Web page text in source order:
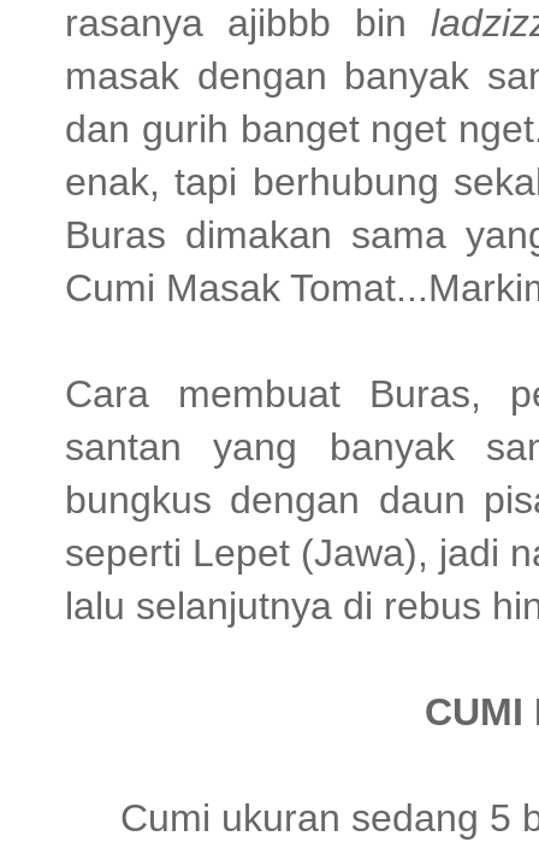
rasanya ajibbb bin
masak dengan banyak
dan gurih banget nget
enak, tapi berhubung
Buras dimakan sama
Cumi Masak
Cara membuat Buras,
santan yang banyak
bungkus dengan daun
seperti Lepet (Jawa), jadi
lalu selanjutnya di rebus
CUMI
Cumi ukuran sedang 5